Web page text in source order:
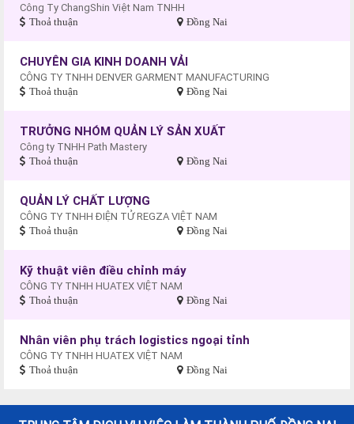
Công Ty ChangShin Việt Nam TNHH
Thoả thuận Đồng Nai
CHUYÊN GIA KINH DOANH VẢI
CÔNG TY TNHH DENVER GARMENT MANUFACTURING
Thoả thuận Đồng Nai
TRƯỞNG NHÓM QUẢN LÝ SẢN XUẤT
Công ty TNHH Path Mastery
Thoả thuận Đồng Nai
QUẢN LÝ CHẤT LƯỢNG
CÔNG TY TNHH ĐIỆN TỬ REGZA VIỆT NAM
Thoả thuận Đồng Nai
Kỹ thuật viên điều chỉnh máy
CÔNG TY TNHH HUATEX VIỆT NAM
Thoả thuận Đồng Nai
Nhân viên phụ trách logistics ngoại tỉnh
CÔNG TY TNHH HUATEX VIỆT NAM
Thoả thuận Đồng Nai